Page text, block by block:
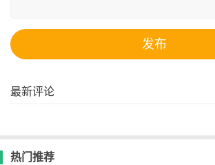
最新评论
热门推荐